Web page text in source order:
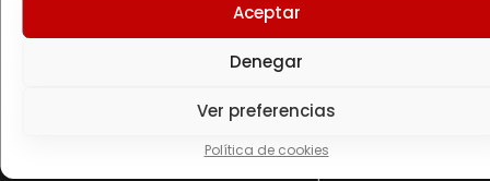
Aceptar
Denegar
Ver preferencias
Política de cookies
Dátil (9g), pasas (9g), azúcar, ciruela (9g),
ALMENDRA (4g), arroz inflado (Harina de Arroz,
AVENA Y TRIGO, CEBADA, EXTRACTO DE MALTA,
azúcar, SUERO EN POLVO, sal y dextrosa), plátano
(2,8g), complejo de vitaminas y minerales
(gluconato potásico, dihidrato de citrato de